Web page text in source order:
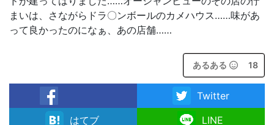
まいは、さながらドラ〇ンボールのカメハウス……味があ
って良かったのになぁ、あの店舗……
あるある 18
facebook
Twitter
はてブ
LINE